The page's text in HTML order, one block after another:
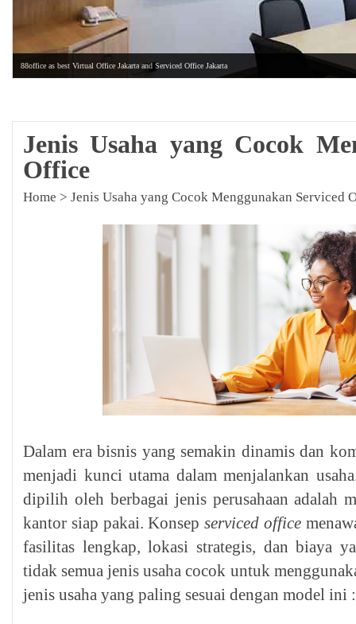
88office as best Virtual Office Jakarta and Serviced Office Jakarta
Jenis Usaha yang Cocok
Office
Home > Jenis Usaha yang Cocok Menggunakan Serviced
Dalam era bisnis yang semakin dinamis dan
menjadi kunci utama dalam menjalankan
dipilih oleh berbagai jenis perusahaan adalah
kantor siap pakai. Konsepserviced office
fasilitas lengkap, lokasi strategis, dan biaya
tidak semua jenis usaha cocok untuk
jenis usaha yang paling sesuai dengan model ini :